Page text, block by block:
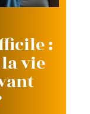
:
vie